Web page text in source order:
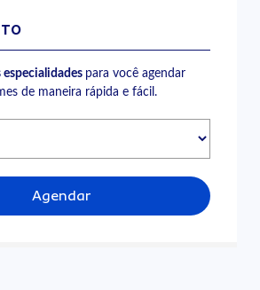
especialidades para você agendar
de maneira rápida e fácil.
Agendar